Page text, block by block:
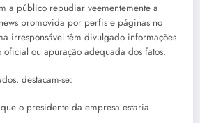
a público repudiar veementemente a
promovida por perfis e páginas no
irresponsável têm divulgado informações
ou apuração adequada dos fatos.
destacam-se:
o presidente da empresa estaria